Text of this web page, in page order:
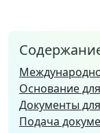
Основание
Документы
Подача